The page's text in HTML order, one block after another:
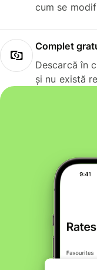
cum se
Complet
Descarcă în
și nu există